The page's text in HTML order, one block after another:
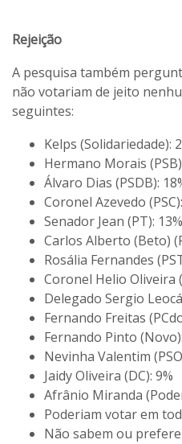
Rejeição
A pesquisa também
não votariam de jeito
seguintes:
Kelps (Solidariedade):
Hermano Morais
Álvaro Dias (PSDB):
Coronel Azevedo
Senador Jean (PT): 13%
Carlos Alberto (Beto)
Rosália Fernandes
Coronel Helio Oliveira
Delegado Sergio
Fernando Freitas
Fernando Pinto
Nevinha Valentim
Jaidy Oliveira (DC): 9%
Afrânio Miranda
Poderiam votar em
Não sabem ou